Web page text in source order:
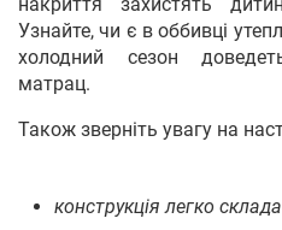
накриття захистять
Узнайте, чи є в оббивці
холодний сезон
матрац.
Також зверніть увагу на
конструкція легко